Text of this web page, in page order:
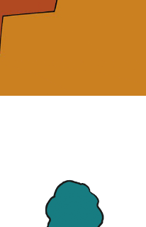
zu nachhaltiger Erfahrung